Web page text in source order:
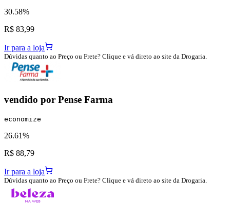
30.58%
R$ 83,99
Ir para a loja
Dúvidas quanto ao Preço ou Frete? Clique e vá direto ao site da Drogaria.
vendido por Pense Farma
economize
26.61%
R$ 88,79
Ir para a loja
Dúvidas quanto ao Preço ou Frete? Clique e vá direto ao site da Drogaria.